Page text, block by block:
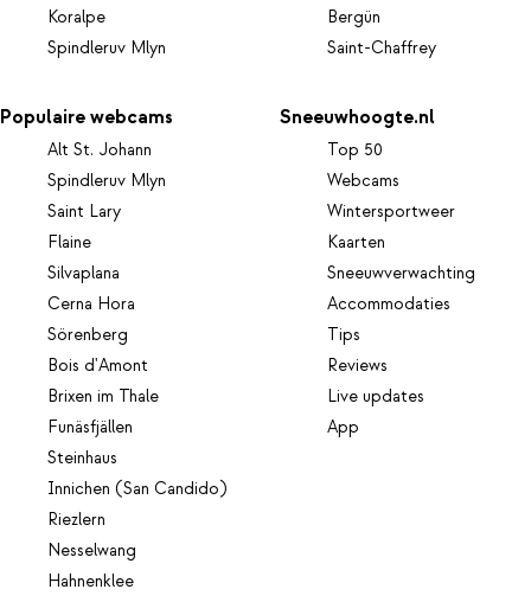
Koralpe
Spindleruv Mlyn
Bergün
Saint-Chaffrey
Populaire webcams
Alt St. Johann
Spindleruv Mlyn
Saint Lary
Flaine
Silvaplana
Cerna Hora
Sörenberg
Bois d'Amont
Brixen im Thale
Funäsfjällen
Steinhaus
Innichen (San Candido)
Riezlern
Nesselwang
Hahnenklee
Sneeuwhoogte.nl
Top 50
Webcams
Wintersportweer
Kaarten
Sneeuwverwachting
Accommodaties
Tips
Reviews
Live updates
App